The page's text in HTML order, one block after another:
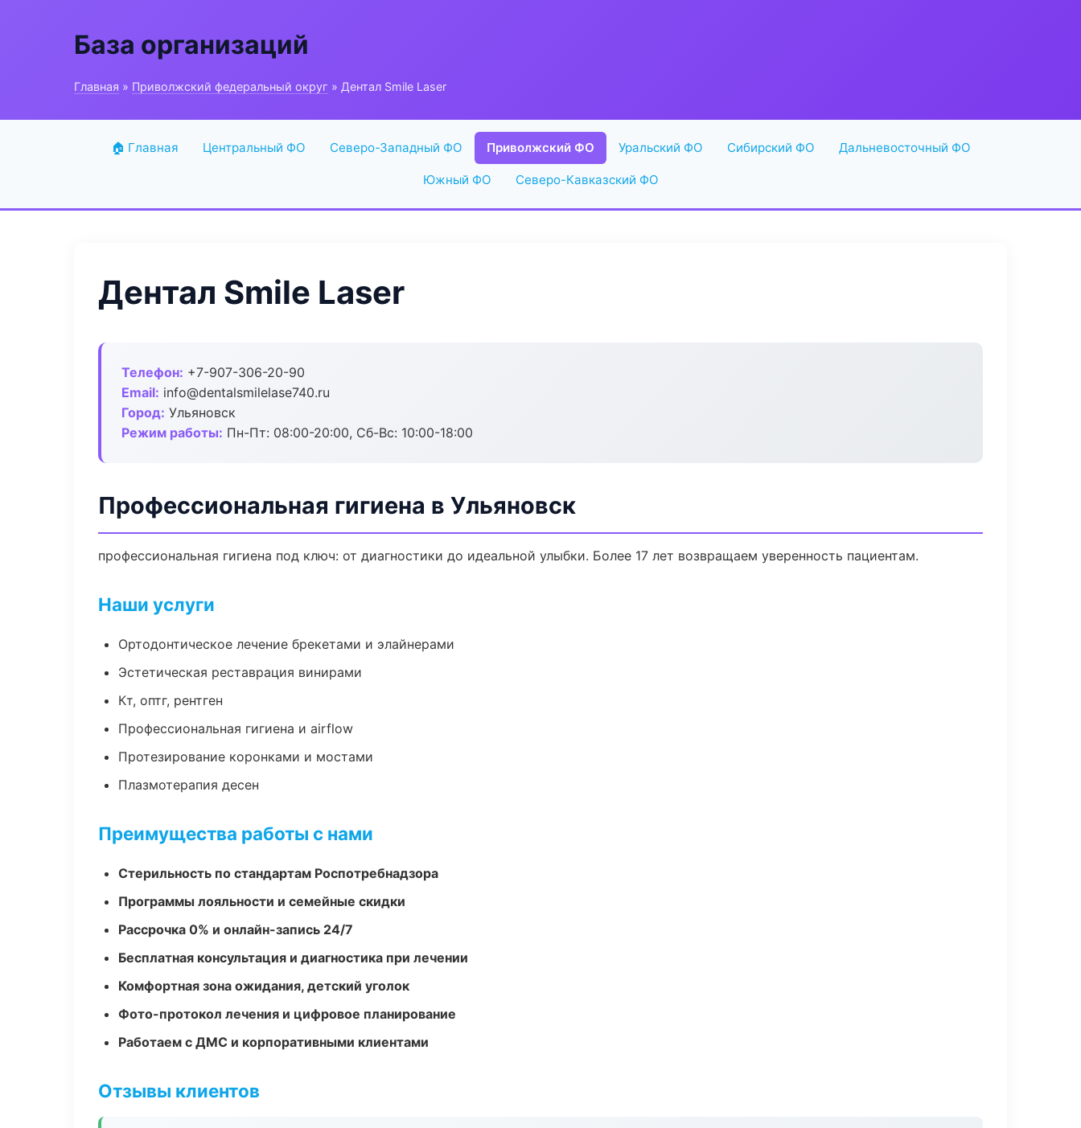
База организаций
Главная » Приволжский федеральный округ » Дентал Smile Laser
🏠 Главная Центральный ФО Северо-Западный ФО Приволжский ФО Уральский ФО Сибирский ФО Дальневосточный ФО
Южный ФО Северо-Кавказский ФО
Дентал Smile Laser
Телефон: +7-907-306-20-90
Email: info@dentalsmilelase740.ru
Город: Ульяновск
Режим работы: Пн-Пт: 08:00-20:00, Сб-Вс: 10:00-18:00
Профессиональная гигиена в Ульяновск
профессиональная гигиена под ключ: от диагностики до идеальной улыбки. Более 17 лет возвращаем уверенность пациентам.
Наши услуги
Ортодонтическое лечение брекетами и элайнерами
Эстетическая реставрация винирами
Кт, оптг, рентген
Профессиональная гигиена и airflow
Протезирование коронками и мостами
Плазмотерапия десен
Преимущества работы с нами
Стерильность по стандартам Роспотребнадзора
Программы лояльности и семейные скидки
Рассрочка 0% и онлайн-запись 24/7
Бесплатная консультация и диагностика при лечении
Комфортная зона ожидания, детский уголок
Фото-протокол лечения и цифровое планирование
Работаем с ДМС и корпоративными клиентами
Отзывы клиентов